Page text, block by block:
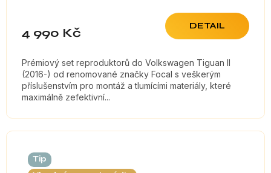
4 990 Kč DETAIL
Prémiový set reproduktorů do Volkswagen Tiguan II
(2016-) od renomované značky Focal s veškerým
příslušenstvím pro montáž a tlumícími materiály, které
maximálně zefektivní...
Tip